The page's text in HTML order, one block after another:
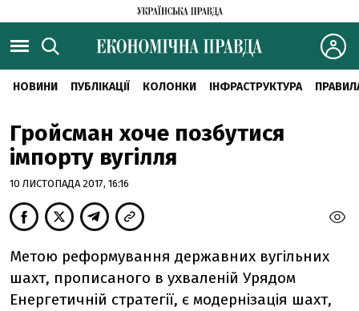
НОВИНИ ПУБЛІКАЦІЇ КОЛОНКИ ІНФРАСТРУКТУРА
Гройсман хоче позбутися
імпорту вугілля
10 ЛИСТОПАДА 2017, 16:16
Метою реформування державних вугільних
шахт, прописаного в ухваленій Урядом
Енергетичній стратегії, є модернізація шахт,